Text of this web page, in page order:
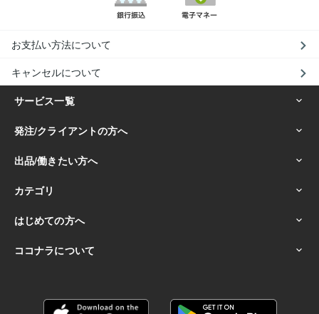
お支払い方法について
キャンセルについて